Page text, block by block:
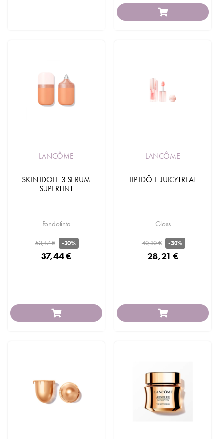
LANCÔME
SKIN IDOLE 3 SERUM
SUPERTINT
Fondotinta
53,47 € -30%
37,44 €
LANCÔME
LIP IDÔLE JUICYTREAT
Gloss
40,30 € -30%
28,21 €